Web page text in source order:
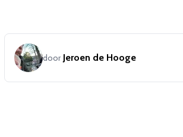
door Jeroen de Hooge